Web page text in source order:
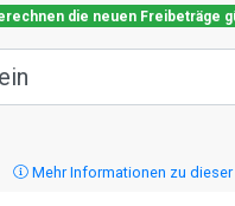
die neuen Freibeträge
Mehr Informationen zu